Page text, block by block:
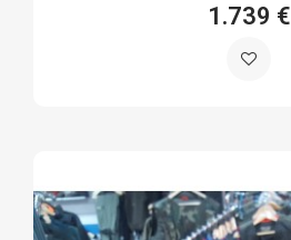
1.739 €